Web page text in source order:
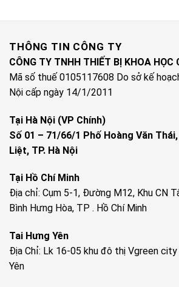
THÔNG TIN CÔNG TY
CÔNG TY TNHH THIẾT BỊ KHOA
Mã số thuế 0105117608 Do sở kế
Nội cấp ngày 14/1/2011
Tại Hà Nội (VP Chính)
Số 01 – 71/66/1 Phố Hoàng Văn
Liệt, TP. Hà Nội
Tại Hồ Chí Minh
Địa chỉ: Cụm 5-1, Đường M12, Khu CN
Bình Hưng Hòa, TP . Hồ Chí Minh
Tai Hưng Yên
Địa Chỉ: Lk 16-05 khu đô thị Vgreen
Yên